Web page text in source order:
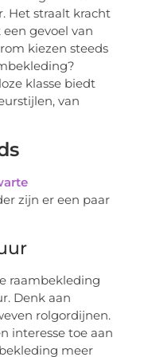
Het straalt kracht
gevoel van
kiezen steeds
klasse biedt
van
zijn er een paar
raambekleding
Denk aan
rolgordijnen.
interesse toe aan
meer